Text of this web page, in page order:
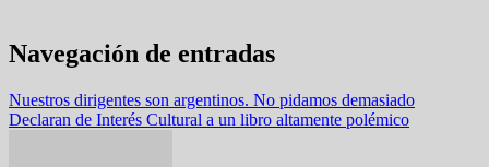
Navegación de entradas
Nuestros dirigentes son argentinos. No pidamos demasiado
Declaran de Interés Cultural a un libro altamente polémico